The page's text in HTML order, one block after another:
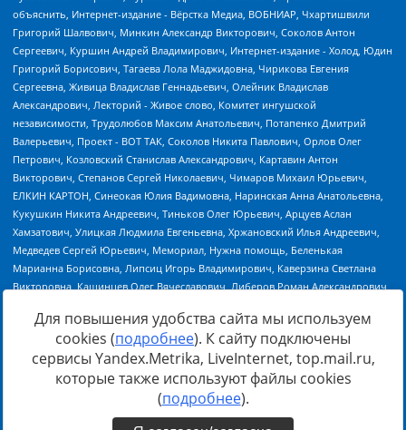
Источник:https://minjust.gov.ru/uploaded/files/reestr-
inostrannyih-agentov-22-03-2024.pdfданные на22.03.2024
Для повышения удобства сайта мы используем
cookies (подробнее). К сайту подключены
сервисы Yandex.Metrika, LiveInternet, top.mail.ru,
которые также используют файлы cookies
(подробнее).